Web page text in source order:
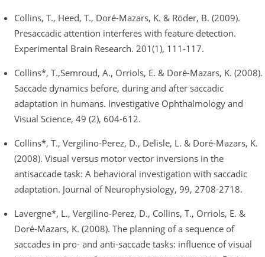
Collins, T., Heed, T., Doré-Mazars, K. & Röder, B. (2009).
Presaccadic attention interferes with feature detection.
Experimental Brain Research. 201(1), 111-117.
Collins*, T.,Semroud, A., Orriols, E. & Doré-Mazars, K. (2008).
Saccade dynamics before, during and after saccadic
adaptation in humans. Investigative Ophthalmology and
Visual Science, 49 (2), 604-612.
Collins*, T., Vergilino-Perez, D., Delisle, L. & Doré-Mazars, K.
(2008). Visual versus motor vector inversions in the
antisaccade task: A behavioral investigation with saccadic
adaptation. Journal of Neurophysiology, 99, 2708-2718.
Lavergne*, L., Vergilino-Perez, D., Collins, T., Orriols, E. &
Doré-Mazars, K. (2008). The planning of a sequence of
saccades in pro- and anti-saccade tasks: influence of visual